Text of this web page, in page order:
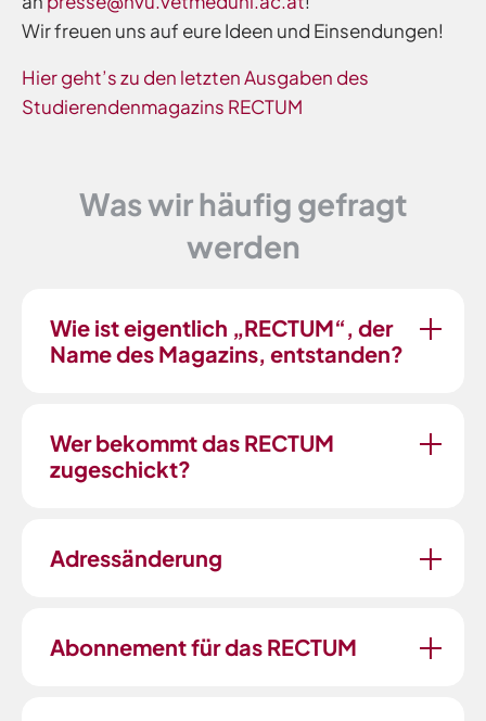
Wir freuen uns auf eure Ideen und Einsendungen!
Hier geht’s zu den letzten Ausgaben des
Studierendenmagazins RECTUM
Was wir häufig gefragt
werden
Wie ist eigentlich „RECTUM“, der
Name des Magazins, entstanden?
Wer bekommt das RECTUM
zugeschickt?
Adressänderung
Abonnement für das RECTUM